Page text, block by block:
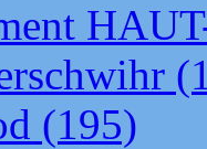
(195)